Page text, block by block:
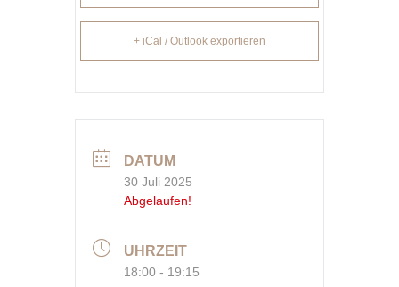
+ iCal / Outlook exportieren
DATUM
30 Juli 2025
Abgelaufen!
UHRZEIT
18:00 - 19:15